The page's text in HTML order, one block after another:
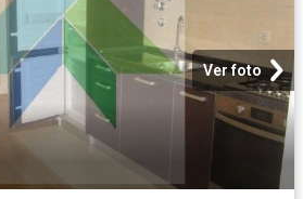
Ver foto